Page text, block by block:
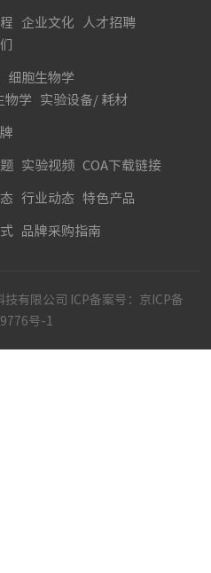
企业文化
人才招聘
细胞生物学
物学
实验设备/ 耗材
实验视频 COA下载链接
行业动态 特色产品
品牌采购指南
有限公司 ICP备案号： 京ICP备
号-1